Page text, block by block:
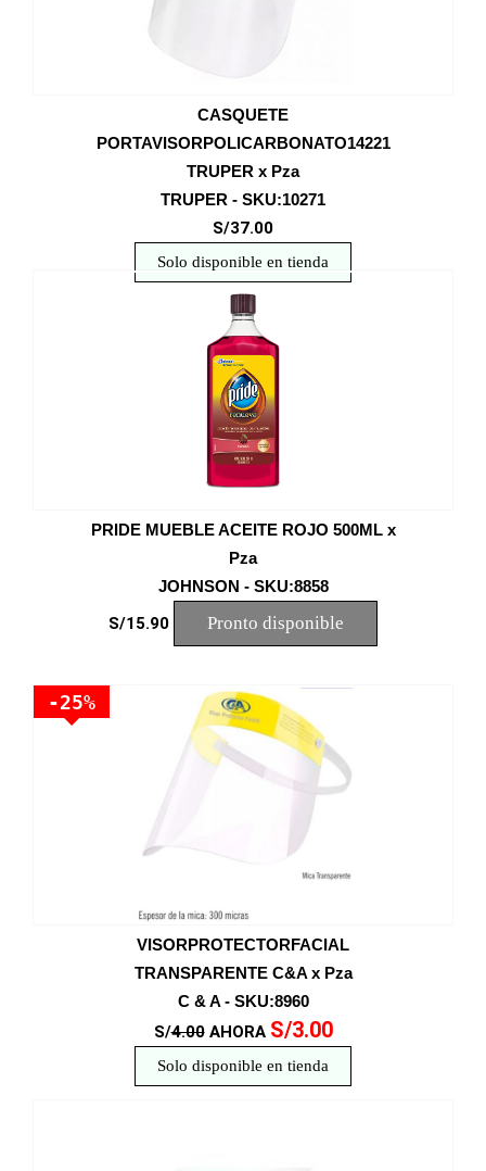
CASQUETE
PORTAVISORPOLICARBONATO14221
TRUPER x Pza
TRUPER - SKU:10271
S/37.00
Solo disponible en tienda
PRIDE MUEBLE ACEITE ROJO 500ML x
Pza
JOHNSON - SKU:8858
S/15.90 Pronto disponible
-25%
VISORPROTECTORFACIAL
TRANSPARENTE C&A x Pza
C & A - SKU:8960
S/4.00AHORA S/3.00
Solo disponible en tienda